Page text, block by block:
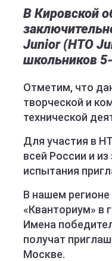
В Кировской
Junior (НТО
школьников
Отметим, что
творческой и
технической
Для участия в
всей России и
испытания
В нашем
«Кванториум» в
Имена
получат
Москве.